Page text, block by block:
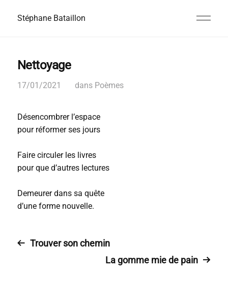
Stéphane Bataillon
Nettoyage
17/01/2021 dans Poèmes
Désencombrer l’espace
pour réformer ses jours
Faire circuler les livres
pour que d’autres lectures
Demeurer dans sa quête
d’une forme nouvelle.
Trouver son chemin
La gomme mie de pain